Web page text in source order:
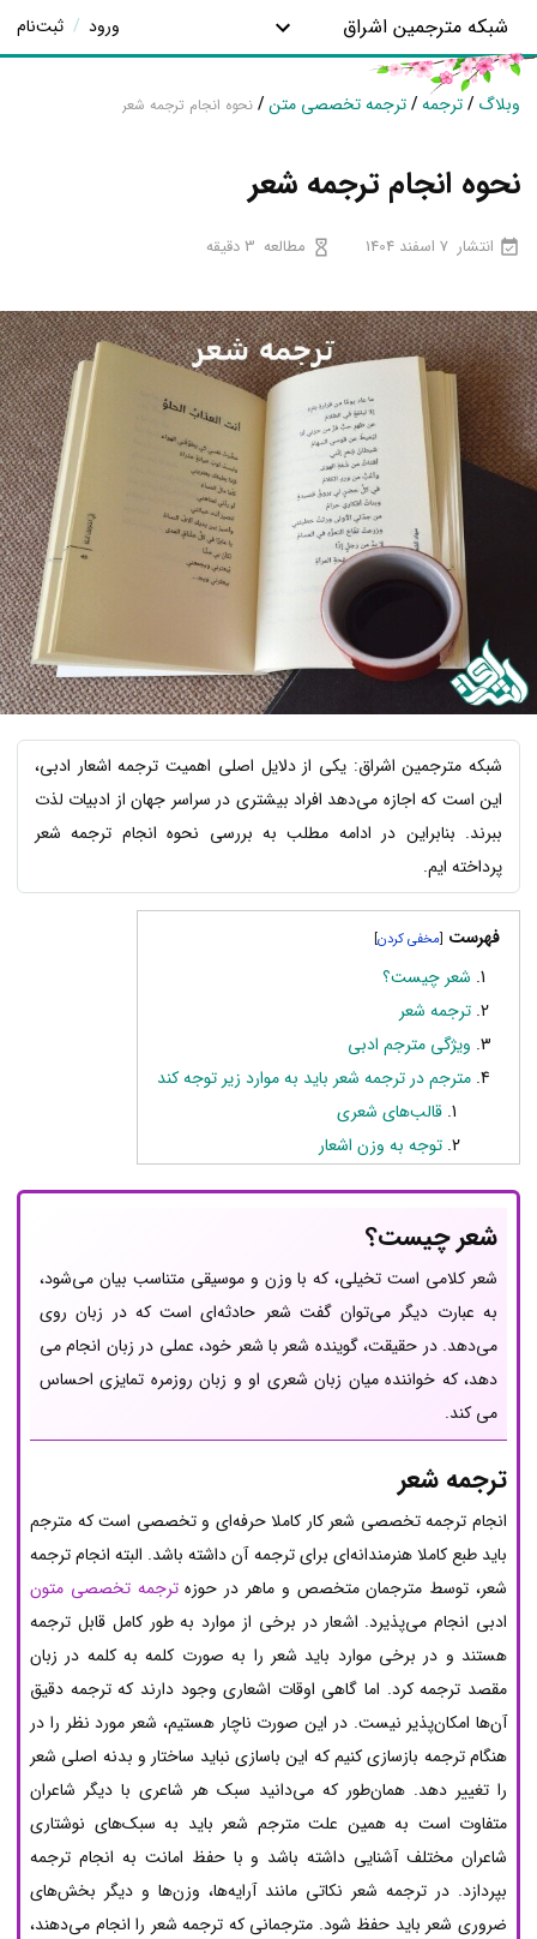
شبکه مترجمین اشراق ورود / ثبت‌نام
وبلاگ /ترجمه/ترجمه تخصصی متن/ نحوه انجام ترجمه شعر
نحوه انجام ترجمه شعر
انتشار 7 اسفند 1404 مطالعه 3 دقیقه
شبکه مترجمین اشراق: یکی از دلایل اصلی اهمیت ترجمه اشعار ادبی،
این است که اجازه می‌دهد افراد بیشتری در سراسر جهان از ادبیات لذت
ببرند. بنابراین در ادامه مطلب به بررسی نحوه انجام ترجمه شعر
پرداخته ایم.
فهرست [
]
شعر چیست؟
ترجمه شعر
ویژگی مترجم ادبی
مترجم در ترجمه شعر باید به موارد زیر توجه کند
قالب‌های شعری
توجه به وزن اشعار
شعر چیست؟
شعر کلامی است تخیلی، که با وزن و موسیقی متناسب بیان می‌شود،
به عبارت دیگر می‌توان گفت شعر حادثه‌ای است که در زبان روی
می‌دهد. در حقیقت، گوینده شعر با شعر خود، عملی در زبان انجام می
دهد، که خواننده میان زبان شعری او و زبان روزمره تمایزی احساس
می کند.
ترجمه شعر
انجام ترجمه تخصصی شعر کار کاملا حرفه‌ای و تخصصی است که مترجم
باید طبع کاملا هنرمندانه‌ای برای ترجمه آن داشته باشد. البته انجام ترجمه
شعر، توسط مترجمان متخصص و ماهر در حوزهترجمه تخصصی متون
ادبی انجام می‌پذیرد. اشعار در برخی از موارد به طور کامل قابل ترجمه
هستند و در برخی موارد باید شعر را به صورت کلمه به کلمه در زبان
مقصد ترجمه کرد. اما گاهی اوقات اشعاری وجود دارند که ترجمه دقیق
آن‌ها امکان‌پذیر نیست. در این صورت ناچار هستیم، شعر مورد نظر را در
هنگام ترجمه بازسازی کنیم که این باسازی نباید ساختار و بدنه اصلی شعر
را تغییر دهد. همان‌طور که می‌دانید سبک هر شاعری با دیگر شاعران
متفاوت است به همین علت مترجم شعر باید به سبک‌های نوشتاری
شاعران مختلف آشنایی داشته باشد و با حفظ امانت به انجام ترجمه
بپردازد. در ترجمه شعر نکاتی مانند آرایه‌ها، وزن‌ها و دیگر بخش‌های
ضروری شعر باید حفظ شود. مترجمانی که ترجمه شعر را انجام می‌دهند،